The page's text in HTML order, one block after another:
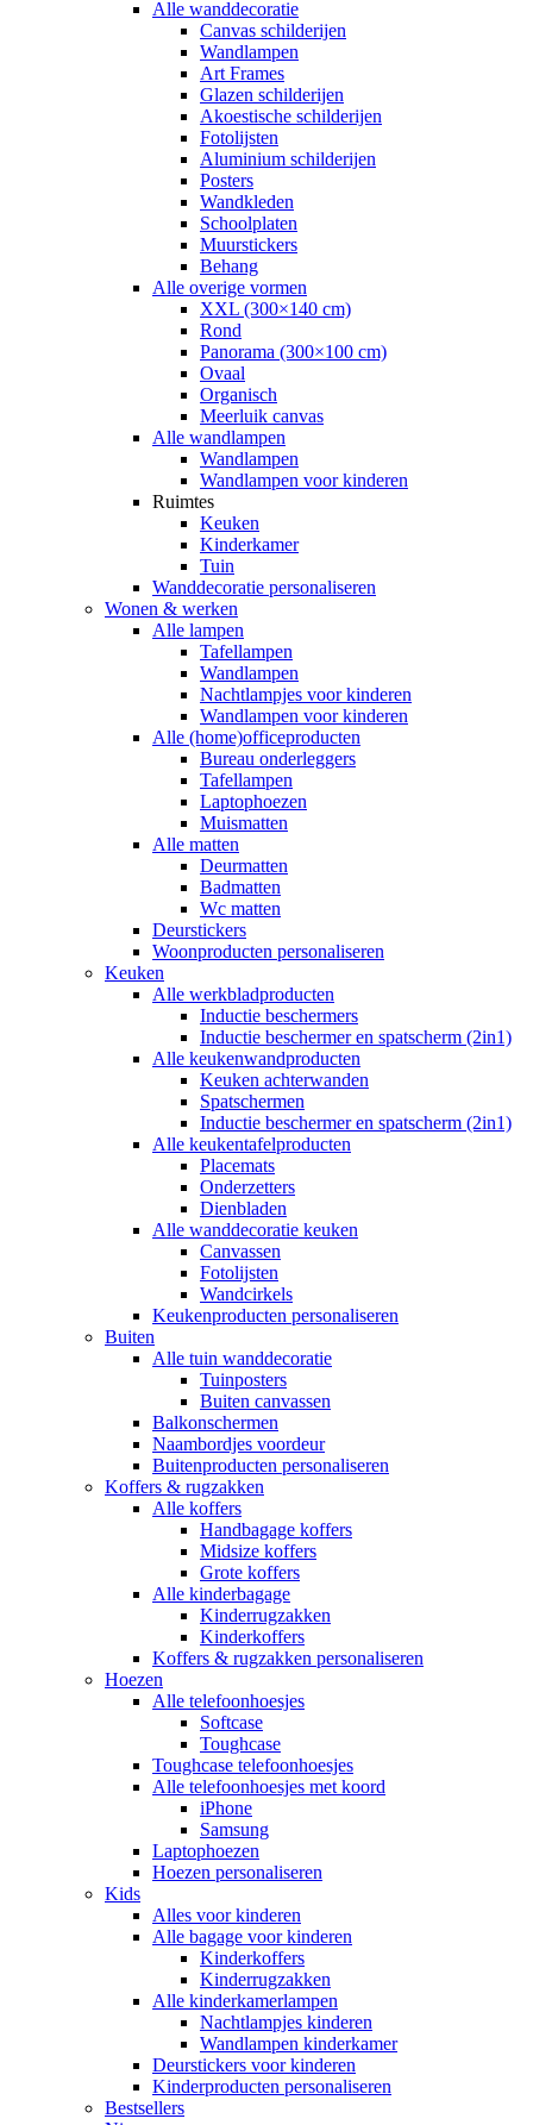
Alle wanddecoratie
Canvas schilderijen
Wandlampen
Art Frames
Glazen schilderijen
Akoestische schilderijen
Fotolijsten
Aluminium schilderijen
Posters
Wandkleden
Schoolplaten
Muurstickers
Behang
Alle overige vormen
XXL (300×140 cm)
Rond
Panorama (300×100 cm)
Ovaal
Organisch
Meerluik canvas
Alle wandlampen
Wandlampen
Wandlampen voor kinderen
Ruimtes
Keuken
Kinderkamer
Tuin
Wanddecoratie personaliseren
Wonen & werken
Alle lampen
Tafellampen
Wandlampen
Nachtlampjes voor kinderen
Wandlampen voor kinderen
Alle (home)officeproducten
Bureau onderleggers
Tafellampen
Laptophoezen
Muismatten
Alle matten
Deurmatten
Badmatten
Wc matten
Deurstickers
Woonproducten personaliseren
Keuken
Alle werkbladproducten
Inductie beschermers
Inductie beschermer en spatscherm (2in1)
Alle keukenwandproducten
Keuken achterwanden
Spatschermen
Inductie beschermer en spatscherm (2in1)
Alle keukentafelproducten
Placemats
Onderzetters
Dienbladen
Alle wanddecoratie keuken
Canvassen
Fotolijsten
Wandcirkels
Keukenproducten personaliseren
Buiten
Alle tuin wanddecoratie
Tuinposters
Buiten canvassen
Balkonschermen
Naambordjes voordeur
Buitenproducten personaliseren
Koffers & rugzakken
Alle koffers
Handbagage koffers
Midsize koffers
Grote koffers
Alle kinderbagage
Kinderrugzakken
Kinderkoffers
Koffers & rugzakken personaliseren
Hoezen
Alle telefoonhoesjes
Softcase
Toughcase
Toughcase telefoonhoesjes
Alle telefoonhoesjes met koord
iPhone
Samsung
Laptophoezen
Hoezen personaliseren
Kids
Alles voor kinderen
Alle bagage voor kinderen
Kinderkoffers
Kinderrugzakken
Alle kinderkamerlampen
Nachtlampjes kinderen
Wandlampen kinderkamer
Deurstickers voor kinderen
Kinderproducten personaliseren
Bestsellers